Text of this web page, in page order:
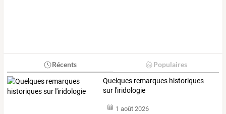
Récents Populaires
Quelques remarques historiques
sur l'iridologie
1 août 2026